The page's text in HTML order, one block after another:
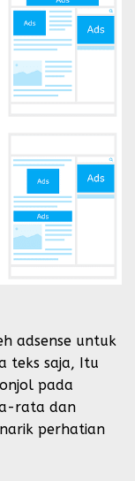
adsense untuk
teks saja, Itu
pada
rata dan
perhatian